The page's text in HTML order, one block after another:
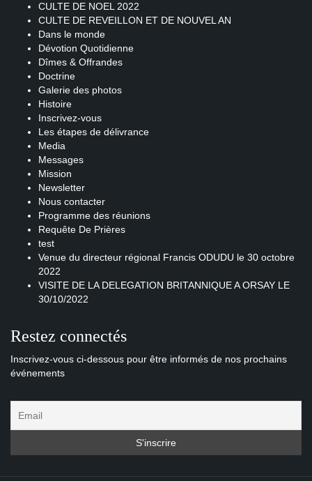
CULTE DE NOEL 2022
CULTE DE REVEILLON ET DE NOUVEL AN
Dans le monde
Dévotion Quotidienne
Dîmes & Offrandes
Doctrine
Galerie des photos
Histoire
Inscrivez-vous
Les étapes de délivrance
Media
Messages
Mission
Newsletter
Nous contacter
Programme des réunions
Requête De Prières
test
Venue du directeur régional Francis ODUDU le 30 octobre
2022
VISITE DE LA DELEGATION BRITANNIQUE A ORSAY LE
30/10/2022
Restez connectés
Inscrivez-vous ci-dessous pour être informés de nos prochains
événements